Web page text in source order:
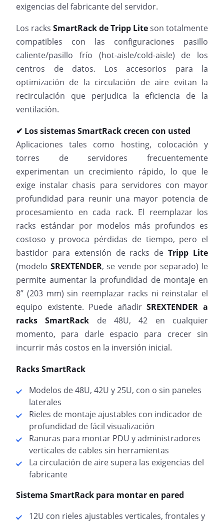
exigencias del fabricante del servidor.
Los racks SmartRack de Tripp Liteson totalmente
compatibles con las configuraciones pasillo
caliente/pasillo frío (hot-aisle/cold-aisle) de los
centros de datos. Los accesorios para la
optimización de la circulación de aire evitan la
recirculación que perjudica la eficiencia de la
ventilación.
✔ Los sistemas SmartRack crecen con usted
Aplicaciones tales como hosting, colocación y
torres de servidores frecuentemente
experimentan un crecimiento rápido, lo que le
exige instalar chasis para servidores con mayor
profundidad para reunir una mayor potencia de
procesamiento en cada rack. El reemplazar los
racks estándar por modelos más profundos es
costoso y provoca pérdidas de tiempo, pero el
bastidor para extensión de racks deTripp Lite
(modelo SREXTENDER, se vende por separado) le
permite aumentar la profundidad de montaje en
8” (203 mm) sin reemplazar racks ni reinstalar el
equipo existente. Puede añadirSREXTENDER a
racks SmartRack de 48U, 42 en cualquier
momento, para darle espacio para crecer sin
incurrir más costos en la inversión inicial.
Racks SmartRack
Modelos de 48U, 42U y 25U, con o sin paneles
laterales
Rieles de montaje ajustables con indicador de
profundidad de fácil visualización
Ranuras para montar PDU y administradores
verticales de cables sin herramientas
La circulación de aire supera las exigencias del
fabricante
Sistema SmartRack para montar en pared
12U con rieles ajustables verticales, frontales y